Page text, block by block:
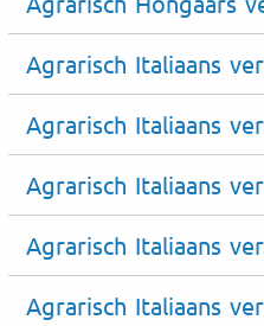
Agrarisch Italiaans
Agrarisch Italiaans
Agrarisch Italiaans
Agrarisch Italiaans
Agrarisch Italiaans